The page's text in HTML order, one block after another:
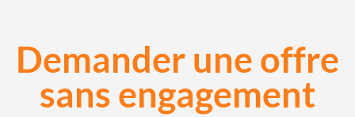
Demander une offre
sans engagement